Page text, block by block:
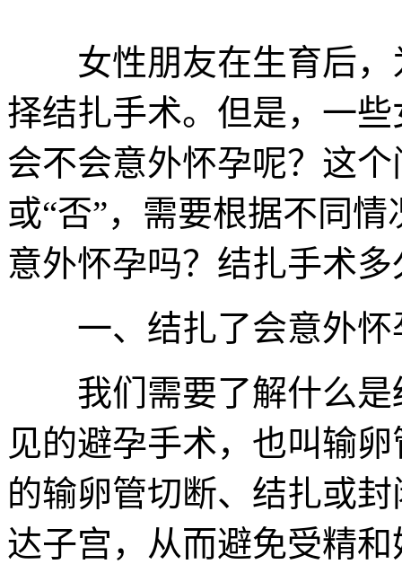
女性朋友在生育后，
择结扎手术。但是，一
会不会意外怀孕呢？这
或“否”，需要根据不同
意外怀孕吗？结扎手术
一、结扎了会意外怀
我们需要了解什么是
见的避孕手术，也叫输
的输卵管切断、结扎或
达子宫，从而避免受精